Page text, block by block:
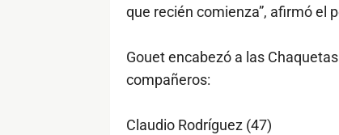
que recién comienza”, afirmó el
Gouet encabezó a las
compañeros:
Claudio Rodríguez (47)